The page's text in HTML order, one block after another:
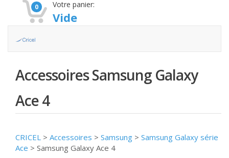
0 Votre panier:
Vide
Accessoires Samsung Galaxy
Ace 4
CRICEL > Accessoires > Samsung > Samsung Galaxy série
Ace > Samsung Galaxy Ace 4